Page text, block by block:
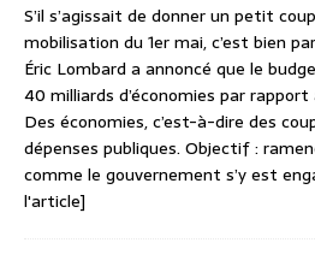
S’il s’agissait de donner un petit
mobilisation du 1er mai, c’est bien
Éric Lombard a annoncé que le
40 milliards d’économies par
Des économies, c’est-à-dire des
dépenses publiques. Objectif :
comme le gouvernement s’y est
l'article]